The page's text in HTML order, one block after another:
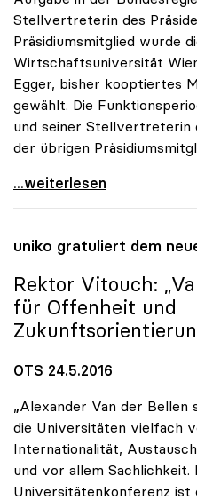
Stellvertreterin des
Präsidiumsmitglied wurde
Wirtschaftsuniversität
Egger, bisher kooptiertes
gewählt. Die
und seiner Stellvertreterin
der übrigen
Oliver Vitouch zum neuen
...weiterlesen
uniko gratuliert dem
Rektor Vitouch:
für Offenheit und
OTS 24.5.2016
„Alexander Van der
die Universitäten vielfach
Internationalität,
und vor allem Sachlichkeit.
Universitätenkonferenz ist